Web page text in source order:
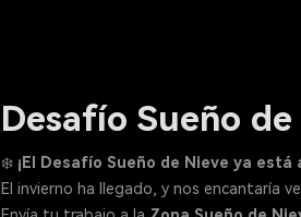
Desafío Sueño
❄️ ¡El Desafío Sueño de Nieve ya está
El invierno ha llegado, y nos encantaría